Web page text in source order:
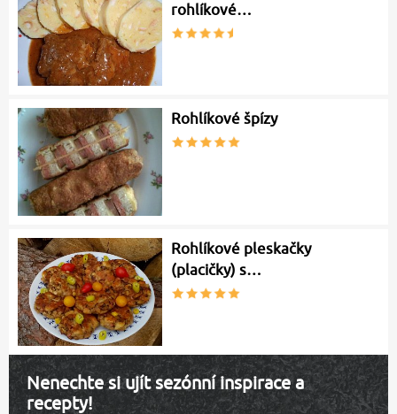
rohlíkové…
Rohlíkové špízy
Rohlíkové pleskačky
(placičky) s…
Nenechte si ujít sezónní inspirace a
recepty!